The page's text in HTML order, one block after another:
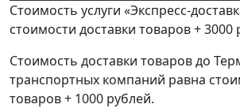
Стоимость услуги «Экспресс-
стоимости доставки товаров + 3000
Стоимость доставки товаров до
транспортных компаний равна
товаров + 1000 рублей.